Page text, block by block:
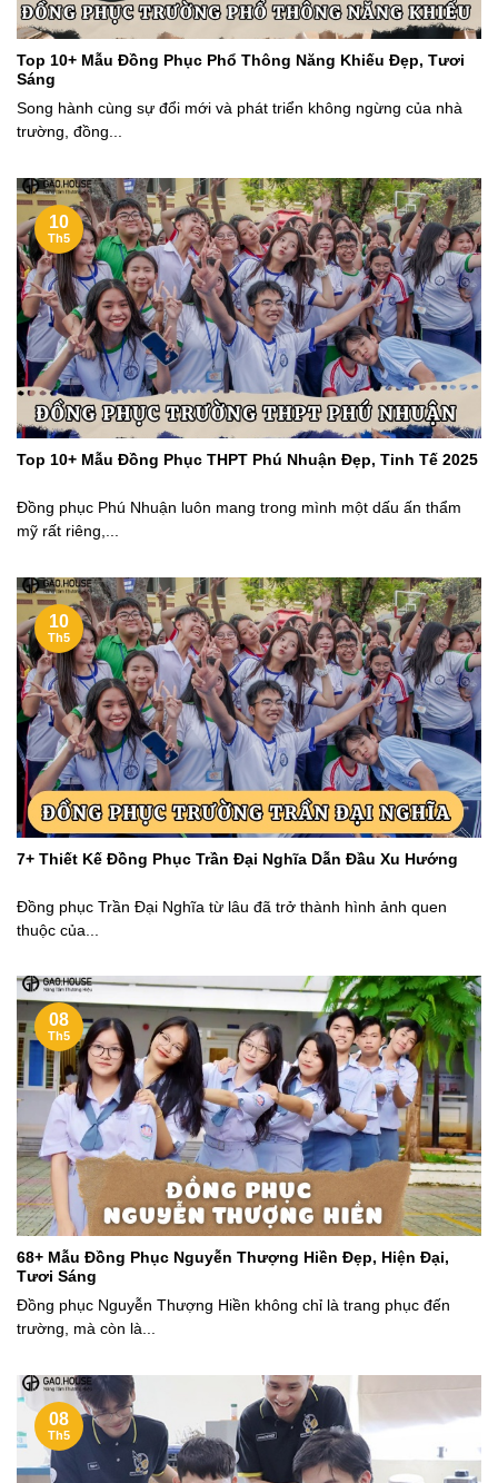
Top 10+ Mẫu Đồng Phục Phổ Thông Năng Khiếu Đẹp, Tươi
Sáng
Song hành cùng sự đổi mới và phát triển không ngừng của nhà
trường, đồng...
Top 10+ Mẫu Đồng Phục THPT Phú Nhuận Đẹp, Tinh Tế 2025
Đồng phục Phú Nhuận luôn mang trong mình một dấu ấn thẩm
mỹ rất riêng,...
10
Th5
7+ Thiết Kế Đồng Phục Trần Đại Nghĩa Dẫn Đầu Xu Hướng
Đồng phục Trần Đại Nghĩa từ lâu đã trở thành hình ảnh quen
thuộc của...
10
Th5
68+ Mẫu Đồng Phục Nguyễn Thượng Hiền Đẹp, Hiện Đại,
Tươi Sáng
Đồng phục Nguyễn Thượng Hiền không chỉ là trang phục đến
trường, mà còn là...
08
Th5
08
Th5